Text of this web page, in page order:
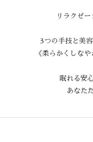
リラクゼ
3つの手技と美
《柔らかくしな
眠れる安
あなた